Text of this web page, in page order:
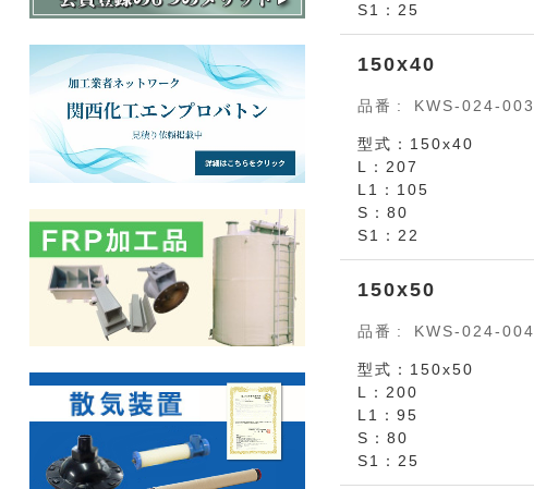
S1：25
150x40
品番 KWS-024-003
型式：150x40
L：207
L1：105
S：80
S1：22
150x50
品番 KWS-024-004
型式：150x50
L：200
L1：95
S：80
S1：25